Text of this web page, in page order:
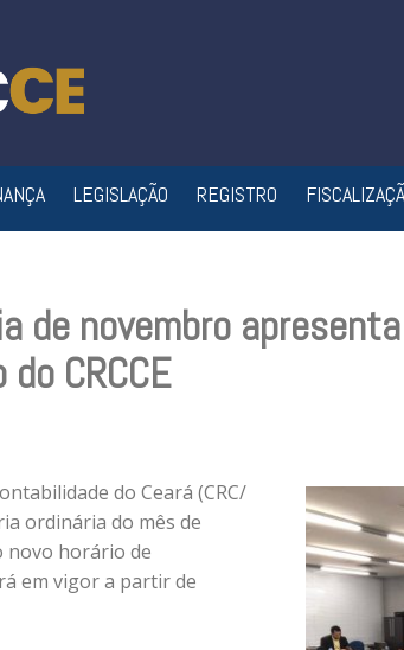
LEGISLAÇÃO REGISTRO
de novembro
CRCCE
do Ceará (CRC/
ordinária do mês de
novo horário de
em vigor a partir de